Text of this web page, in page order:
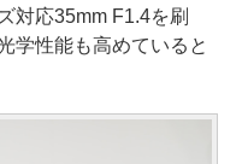
対応35mm F1.4を刷
学性能も高めていると